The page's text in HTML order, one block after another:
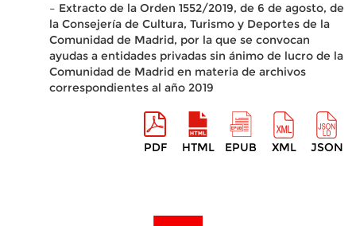
– Extracto de la Orden 1552/2019, de 6 de agosto, de
la Consejería de Cultura, Turismo y Deportes de la
Comunidad de Madrid, por la que se convocan
ayudas a entidades privadas sin ánimo de lucro de la
Comunidad de Madrid en materia de archivos
correspondientes al año 2019
PDF HTML EPUB XML JSON